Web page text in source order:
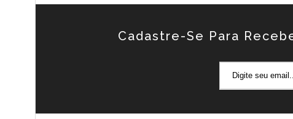
Cadastre-Se Para